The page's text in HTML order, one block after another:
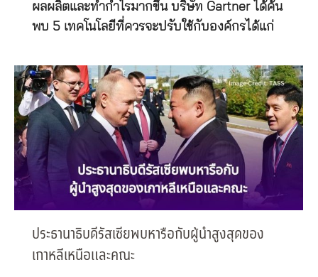
ผลผลิตและทำกำไรมากขึ้น บริษัท Gartner ได้ค้น
พบ 5 เทคโนโลยีที่ควรจะปรับใช้กับองค์กรได้แก่
ประธานาธิบดีรัสเซียพบหารือกับผู้นำสูงสุดของ
เกาหลีเหนือและคณะ